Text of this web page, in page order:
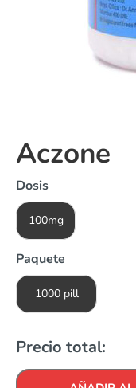
Aczone
Dosis
100mg
Paquete
1000 pill
Precio total: